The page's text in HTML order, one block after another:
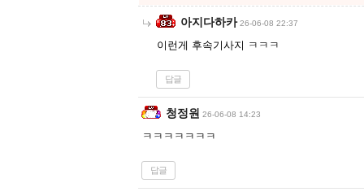
아지다하카 26-06-08 22:37
이런게 후속기사지 ㅋㅋㅋ
답글
청정원 26-06-08 14:23
ㅋㅋㅋㅋㅋㅋㅋ
답글